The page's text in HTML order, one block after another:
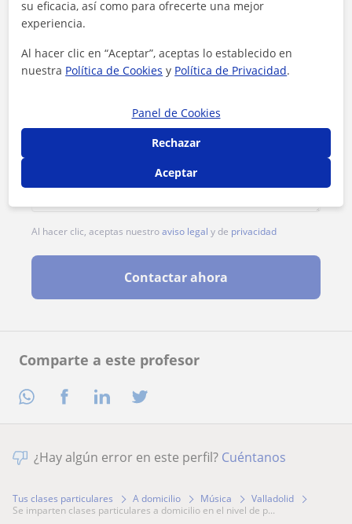
Comparte a este profesor
Al hacer clic, aceptas nuestroaviso legal y de privacidad
Contactar ahora
¿Hay algún error en este perfil? Cuéntanos
Tus clases particulares A domicilio Música
Valladolid
se imparten clases particulares a domicilio en el nivel de p...
su eficacia, así como para ofrecerte una mejor
experiencia.
Al hacer clic en “Aceptar”, aceptas lo establecido en
nuestra Política de Cookies y Política de Privacidad.
Panel de Cookies
Rechazar
Aceptar